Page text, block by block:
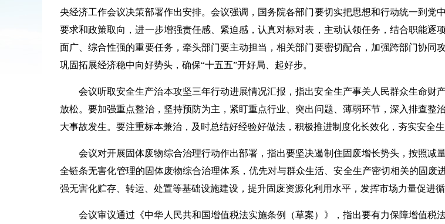
央经济工作会议决策部署作出安排。会议强调，国务院各部门要切实把思想和行动统一到
要求和政策取向，进一步增强责任感、紧迫感，认真对标对表，主动认领任务，结合职能逐
面广、综合性强的重要任务，牵头部门要主动担当，相关部门要密切配合，加强跨部门协
巩固拓展经济稳中向好势头，确保“十五五”开好局、起好步。
会议听取安全生产治本攻坚三年行动进展情况汇报，指出安全生产事关人民群众生命
放松。要加强重点整治，坚持预防为主，紧盯重点行业、突出问题、薄弱环节，深入排查
大事故发生。要注重标本兼治，及时总结好经验好做法，积极推进制度化长效化，夯实安全
会议对开展固体废物综合治理行动作出部署，指出要坚决遏制住固废增长势头，按照
全链条无害化管理的固体废物综合治理体系，优先对与群众生活、安全生产密切相关的固废
强无害化贮存、转运、处置等基础设施建设，提升固废资源化利用水平，发挥市场力量促进循
会议审议通过《中华人民共和国增值税法实施条例（草案）》，指出要有力保障增值